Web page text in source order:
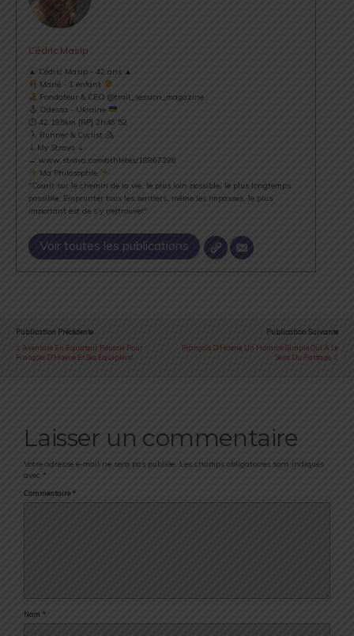
Cédric Masip
▲ Cédric Masip - 42 ans ▲
Marié - 1 enfant
Fondateur & CEO @trail_session_magazine
Odessa - Ukraine
⏱ 42.195km [RP] 2h46’52
Runner & Cyclist
⇣ My Strava ⇣
→ www.strava.com/athletes/18867396
Ma Philosophie
"Courir sur le chemin de la vie, le plus loin possible, le plus longtemps
possible. Emprunter tous les sentiers, même les impasses, le plus
important est de s’y (re)trouver".
Voir toutes les publications
Publication Précédente
Aventure En Équateur Réussie Pour
François D'Haene Et Ses Équipiers!
Publication Suivante
François D'Haene, Un Homme Simple Qui À Le
Sens Du Partage.
Laisser un commentaire
Votre adresse e-mail ne sera pas publiée. Les champs obligatoires sont indiqués
avec *
Commentaire *
Nom *